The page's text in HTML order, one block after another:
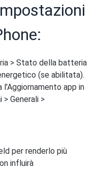
> Stato della batteria
(se abilitata).
l'Aggiornamento app in
Generali >
per renderlo più
influirà